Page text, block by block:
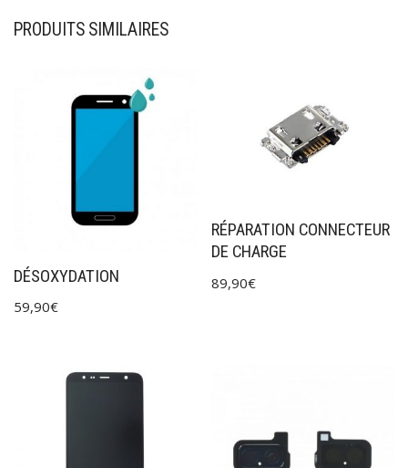
PRODUITS SIMILAIRES
DÉSOXYDATION
59,90€
RÉPARATION CONNECTEUR
DE CHARGE
89,90€